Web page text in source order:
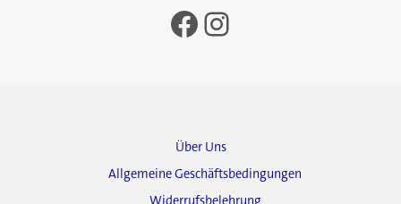
Facebook
Instagram
Über Uns
Allgemeine Geschäftsbedingungen
Widerrufsbelehrung